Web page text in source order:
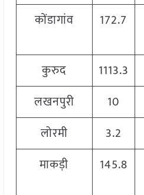
कोंडागांव
172.7
कुरुद 1113.3
लखनपुरी
10
लोरमी
3.2
माकड़ी
145.8